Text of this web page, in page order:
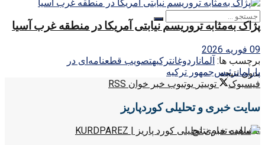
بدون نتیجه
مشاهده تمام نتایج
پژاک به‌مثابه تروریسم نیابتی آمریکا در منطقه غرب آسیا
09 فوریه 2026
برچسب ها: آلماناردوغانترکیهتصویب قطعنامه‌ای در
پارلمانرئیس‌جمهور ترکیه
فیسبوک
توییتر یوتیوب خبر خوان RSS
سایت خبری و تحلیلی کوردپاریز